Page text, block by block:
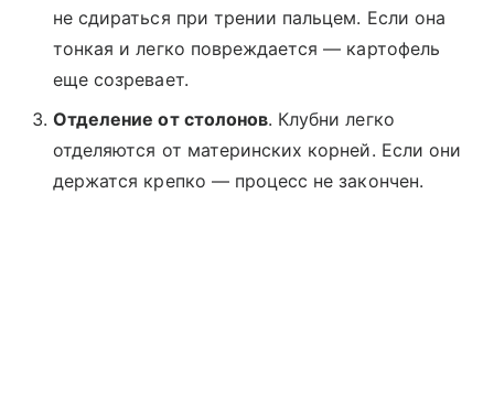
не сдираться при трении пальцем. Если она
тонкая и легко повреждается — картофель
еще созревает.
Отделение от столонов. Клубни легко
отделяются от материнских корней. Если они
держатся крепко — процесс не закончен.